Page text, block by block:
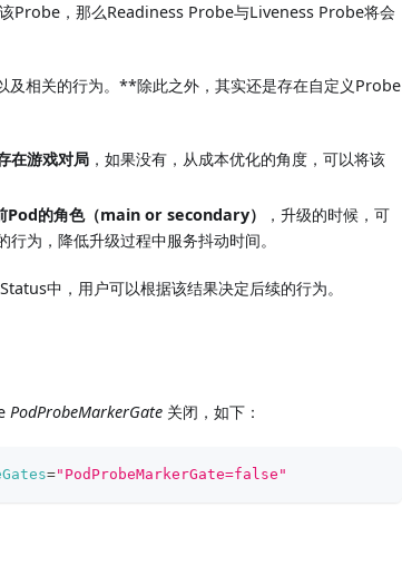
Probe，那么Readiness Probe与Liveness Probe将会
相关的行为。**除此之外，其实还是存在自定义Probe
在游戏对局 ，如果没有，从成本优化的角度，可以将该
的角色（main or secondary）
，升级的时候，可
为，降低升级过程中服务抖动时间。
中，用户可以根据该结果决定后续的行为。
PodProbeMarkerGate 关闭，如下：
="PodProbeMarkerGate=false"